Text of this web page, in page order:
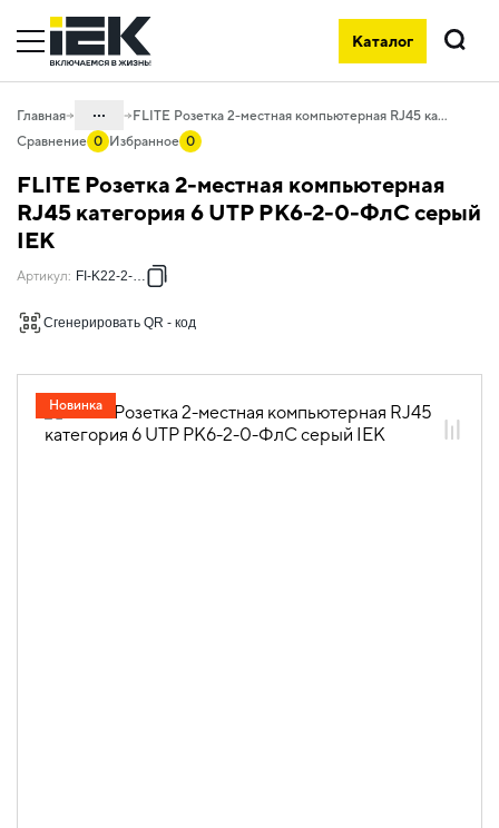
Каталог
Поиск
Главная ...
06. Изделия электроустановочные,
удлинители и силовые разъемы
изделия скрытого монтажа FLITE
FLITE Розетка 2-местная компьютерная RJ45 категория 6 UTP РК6-2-0-ФлС серый IEK
Сравнение 0 Избранное 0
FLITE Розетка 2-местная компьютерная
RJ45 категория 6 UTP РК6-2-0-ФлС серый
IEK
Новинка
Артикул: FI-K22-2-K03
Сгенерировать QR - код